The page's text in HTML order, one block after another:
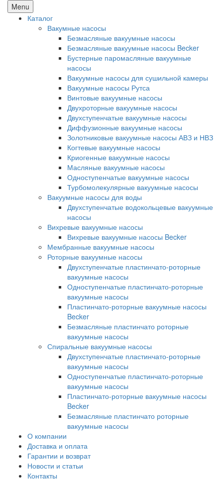
Menu
Каталог
Вакумные насосы
Безмасляные вакуумные насосы
Безмасляные вакуумные насосы Becker
Бустерные паромасляные вакуумные
насосы
Вакуумные насосы для сушильной камеры
Вакуумные насосы Рутса
Винтовые вакуумные насосы
Двухроторные вакуумные насосы
Двухступенчатые вакуумные насосы
Диффузионные вакуумные насосы
Золотниковые вакуумные насосы АВЗ и НВЗ
Когтевые вакуумные насосы
Криогенные вакуумные насосы
Масляные вакуумные насосы
Одноступенчатые вакуумные насосы
Турбомолекулярные вакуумные насосы
Вакуумные насосы для воды
Двухступенчатые водокольцевые вакуумные
насосы
Вихревые вакуумные насосы
Вихревые вакуумные насосы Becker
Мембранные вакуумные насосы
Роторные вакуумные насосы
Двухступенчатые пластинчато-роторные
вакуумные насосы
Одноступенчатые пластинчато-роторные
вакуумные насосы
Пластинчато-роторные вакуумные насосы
Becker
Безмасляные пластинчато роторные
вакуумные насосы
Спиральные вакуумные насосы
Двухступенчатые пластинчато-роторные
вакуумные насосы
Одноступенчатые пластинчато-роторные
вакуумные насосы
Пластинчато-роторные вакуумные насосы
Becker
Безмасляные пластинчато роторные
вакуумные насосы
О компании
Доставка и оплата
Гарантии и возврат
Новости и статьи
Контакты